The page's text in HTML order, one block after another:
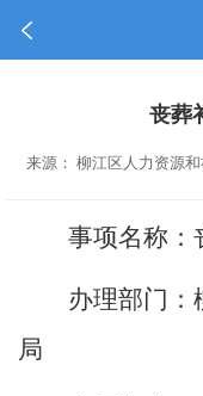
丧葬
来源： 柳江区人力资源
事项名称：
办理部门：
局